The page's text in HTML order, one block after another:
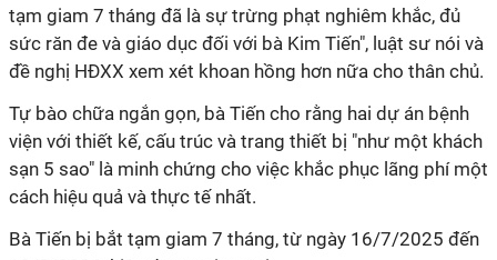
tạm giam 7 tháng đã là sự trừng phạt nghiêm khắc, đủ
sức răn đe và giáo dục đối với bà Kim Tiến", luật sư nói và
đề nghị HĐXX xem xét khoan hồng hơn nữa cho thân chủ.
Tự bào chữa ngắn gọn, bà Tiến cho rằng hai dự án bệnh
viện với thiết kế, cấu trúc và trang thiết bị "như một khách
sạn 5 sao" là minh chứng cho việc khắc phục lãng phí một
cách hiệu quả và thực tế nhất.
Bà Tiến bị bắt tạm giam 7 tháng, từ ngày 16/7/2025 đến